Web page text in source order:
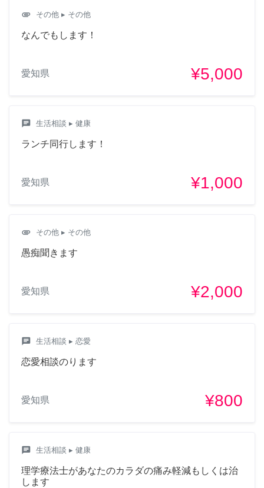
attachment その他 ▸ その他
なんでもします！
愛知県 ¥5,000
chat 生活相談 ▸ 健康
ランチ同行します！
愛知県 ¥1,000
attachment その他 ▸ その他
愚痴聞きます
愛知県 ¥2,000
chat 生活相談 ▸ 恋愛
恋愛相談のります
愛知県 ¥800
chat 生活相談 ▸ 健康
理学療法士があなたのカラダの痛み軽減もしくは治
します